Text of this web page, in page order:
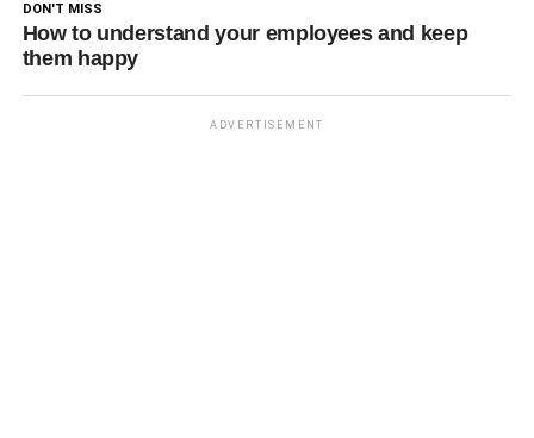
DON'T MISS
How to understand your employees and keep
them happy
ADVERTISEMENT